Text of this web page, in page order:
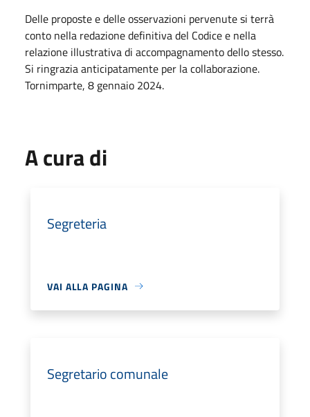
Delle proposte e delle osservazioni pervenute si terrà
conto nella redazione definitiva del Codice e nella
relazione illustrativa di accompagnamento dello stesso.
Si ringrazia anticipatamente per la collaborazione.
Tornimparte, 8 gennaio 2024.
A cura di
Segreteria
VAI ALLA PAGINA
Segretario comunale